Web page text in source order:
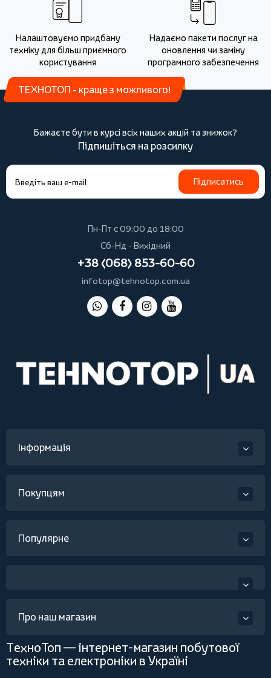
Налаштовуємо придбану
техніку для більш приємного
користування
Надаємо пакети послуг на
оновлення чи заміну
програмного забезпечення
ТЕХНОТОП - краще з можливого!
Бажаєте бути в курсі всіх наших акцій та знижок?
Підпишіться на розсилку
Підписатись
Пн-Пт с 09:00 до 18:00
Сб-Нд - Вихідний
+38 (068) 853-60-60
infotop@tehnotop.com.ua
Інформація
Покупцям
Популярне
Про наш магазин
ТехноТоп — інтернет-магазин побутової
техніки та електроніки в Україні